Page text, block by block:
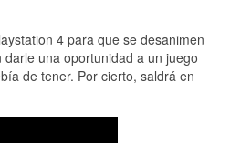
4 para que se desanimen
una oportunidad a un juego
de tener. Por cierto, saldrá en